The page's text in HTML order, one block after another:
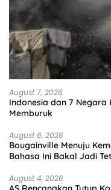
August 7, 2026
Indonesia dan 7 Negara
Memburuk
August 6, 2026
Bougainville Menuju
Bahasa Ini Bakal Jadi
August 4, 2026